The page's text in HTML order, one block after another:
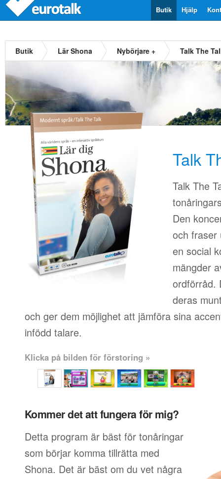
Hjälp
Butik
Butik Lär Shona Nybörjare + Talk The
Talk
Talk The
Den
och fraser
en social
mängder
ordförråd.
deras
och ger dem möjlighet att jämföra sina
infödd talare.
Klicka på bilden för förstoring »
Kommer det att fungera för mig?
Detta program är bäst för tonåringar
som börjar komma tillrätta med
Shona. Det är bäst om du vet några